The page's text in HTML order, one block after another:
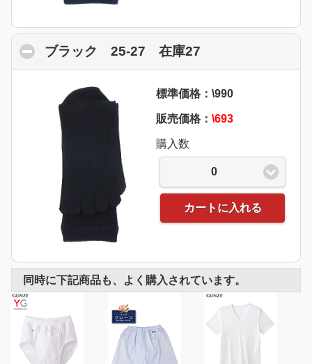
ブラック 25-27 在庫27
標準価格：\990
販売価格： \693
購入数
0
カートに入れる
同時に下記商品も、よく購入されています。